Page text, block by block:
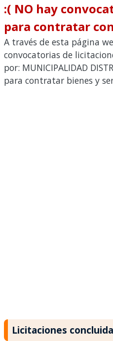
:( NO hay
para contratar
A través de esta página
convocatorias de
por: MUNICIPALIDAD
para contratar bienes y
Licitaciones